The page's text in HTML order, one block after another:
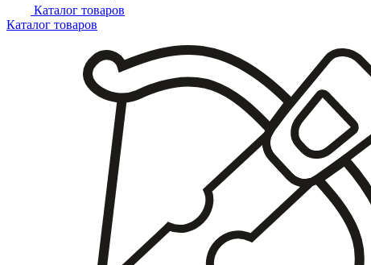
Каталог товаров
Каталог товаров